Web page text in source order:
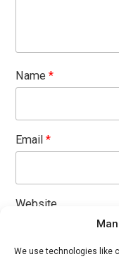
We use technologies like
Name*
Email*
Website